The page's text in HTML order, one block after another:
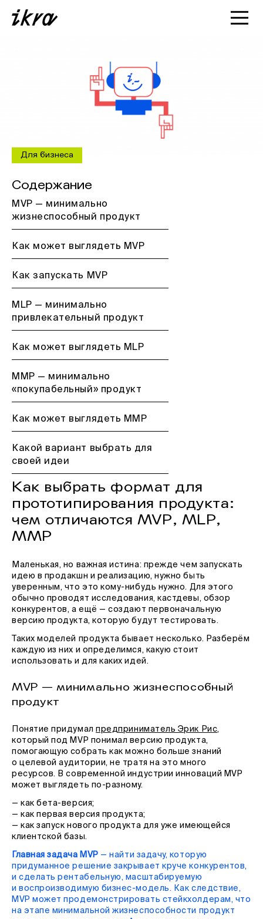
Кейсы
О нас
Для бизнеса
Содержание
MVP — минимально
жизнеспособный продукт
Как может выглядеть MVP
Как запускать MVP
MLP — минимально
привлекательный продукт
Как может выглядеть MLP
MMP — минимально
«покупабельный» продукт
Как может выглядеть MMP
Какой вариант выбрать для
своей идеи
Как выбрать формат для
прототипирования продукта:
чем отличаются MVP, MLP,
MMP
Маленькая, но важная истина: прежде чем запускать
идею в продакшн и реализацию, нужно быть
уверенным, что это кому-нибудь нужно. Для этого
обычно проводят исследования, кастдевы, обзор
конкурентов, а ещё — создают первоначальную
версию продукта, которую будут тестировать.
Таких моделей продукта бывает несколько. Разберём
каждую из них и определимся, какую стоит
использовать и для каких идей.
MVP — минимально жизнеспособный
продукт
Понятие придумалпредприниматель Эрик Рис,
который под MVP понимал версию продукта,
помогающую собрать как можно больше знаний
о целевой аудитории, не тратя на это много
ресурсов. В современной индустрии инноваций MVP
может выглядеть по-разному.
— как бета-версия;
— как первая версия продукта;
— как запуск нового продукта для уже имеющейся
клиентской базы.
Главная задача MVP — найти задачу, которую
придуманное решение закрывает круче конкурентов,
и сделать рентабельную, масштабируемую
и воспроизводимую бизнес-модель. Как следствие,
MVP может продемонстрировать стейкхолдерам, что
на этапе минимальной жизнеспособности продукт